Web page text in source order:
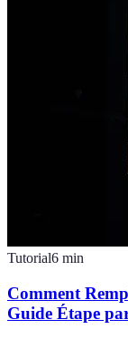
Tutorial6 min
Comment
Guide Étape